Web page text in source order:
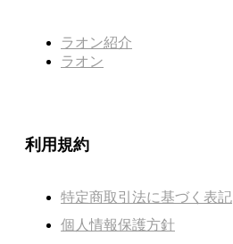
ラオン紹介
ラオン
利用規約
特定商取引法に基づく表記
個人情報保護方針